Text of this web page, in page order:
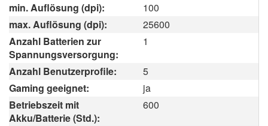
min. Auflösung (dpi):
100
max. Auflösung (dpi):
25600
Anzahl Batterien zur
Spannungsversorgung:
1
Anzahl Benutzerprofile:
5
Gaming geeignet:
ja
Betriebszeit mit
Akku/Batterie (Std.):
600